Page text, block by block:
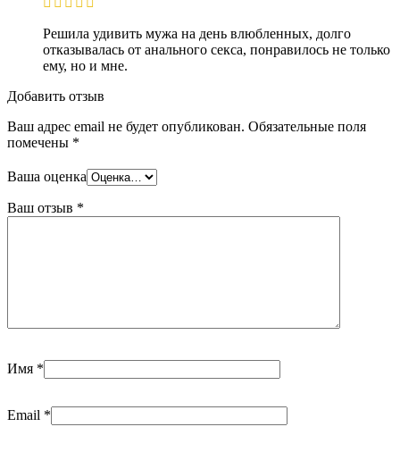
Решила удивить мужа на день влюбленных, долго
отказывалась от анального секса, понравилось не только
ему, но и мне.
Добавить отзыв
Ваш адрес email не будет опубликован. Обязательные поля
помечены *
Ваша оценка
Ваш отзыв *
Имя *
Email *